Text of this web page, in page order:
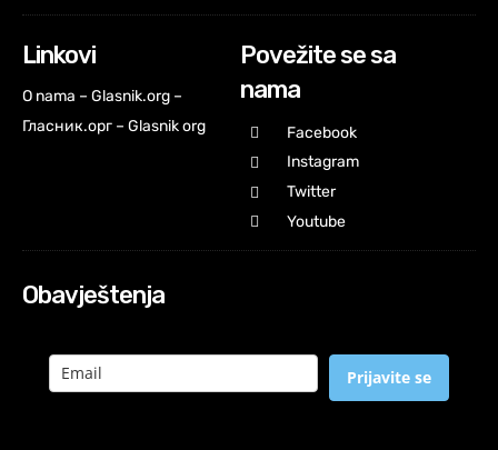
Linkovi
O nama – Glasnik.org –
Гласник.орг – Glasnik org
Povežite se sa
nama
Facebook
Instagram
Twitter
Youtube
Obavještenja
Prijavite se